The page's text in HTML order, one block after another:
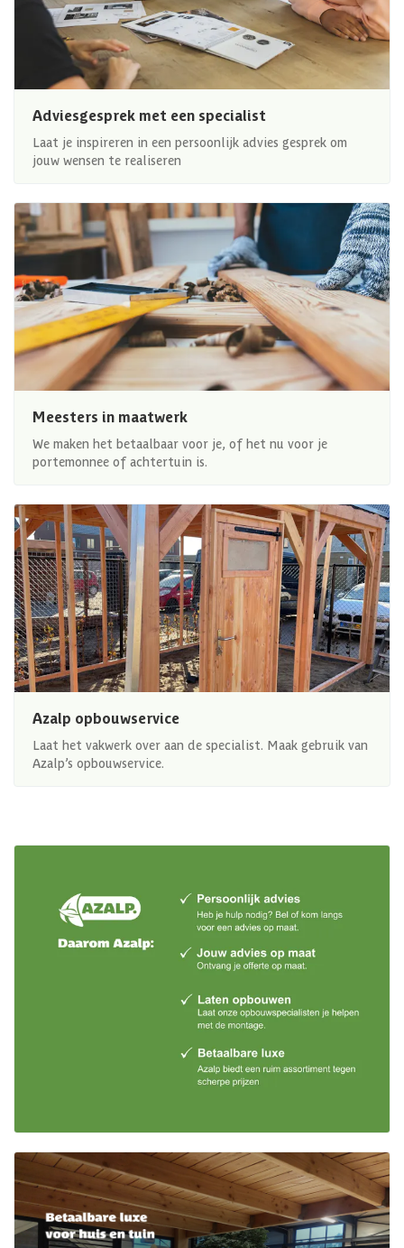
Adviesgesprek met een specialist
Laat je inspireren in een persoonlijk advies gesprek om
jouw wensen te realiseren
Meesters in maatwerk
We maken het betaalbaar voor je, of het nu voor je
portemonnee of achtertuin is.
Azalp opbouwservice
Laat het vakwerk over aan de specialist. Maak gebruik van
Azalp’s opbouwservice.